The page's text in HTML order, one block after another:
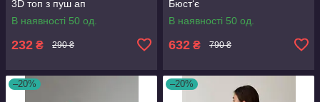
3D топ з пуш ап
В наявності 50 од.
232 ₴ 290 ₴
Бюст‘є
В наявності 50 од.
632 ₴ 790 ₴
–20% –20%